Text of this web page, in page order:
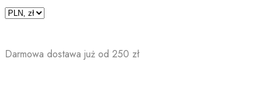
Skip
Darmowa dostawa już od 250 zł